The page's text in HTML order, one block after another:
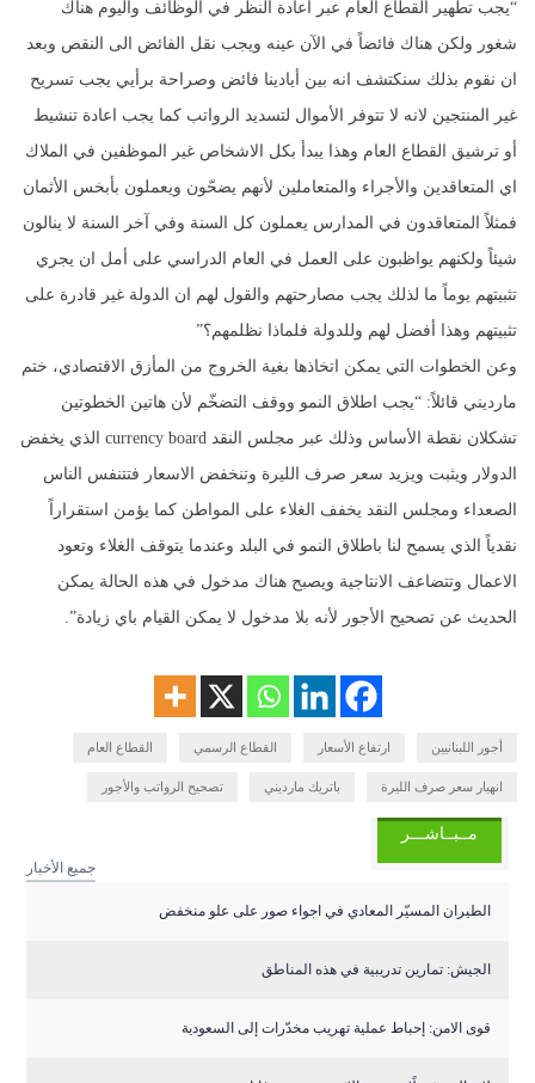
“يجب تطهير القطاع العام عبر اعادة النظر في الوظائف واليوم هناك
شغور ولكن هناك فائضاً في الآن عينه ويجب نقل الفائض الى النقص وبعد
ان نقوم بذلك سنكتشف انه بين أيادينا فائض وصراحة برأيي يجب تسريح
غير المنتجين لانه لا تتوفر الأموال لتسديد الرواتب كما يجب اعادة تنشيط
أو ترشيق القطاع العام وهذا يبدأ بكل الاشخاص غير الموظفين في الملاك
اي المتعاقدين والأجراء والمتعاملين لأنهم يضحّون ويعملون بأبخس الأثمان
فمثلاً المتعاقدون في المدارس يعملون كل السنة وفي آخر السنة لا ينالون
شيئاً ولكنهم يواظبون على العمل في العام الدراسي على أمل ان يجري
تثبيتهم يوماً ما لذلك يجب مصارحتهم والقول لهم ان الدولة غير قادرة على
تثبيتهم وهذا أفضل لهم وللدولة فلماذا نظلمهم؟”
وعن الخطوات التي يمكن اتخاذها بغية الخروج من المأزق الاقتصادي، ختم
مارديني قائلاً: “يجب اطلاق النمو ووقف التضخّم لأن هاتين الخطوتين
تشكلان نقطة الأساس وذلك عبر مجلس النقد currency board الذي يخفض
الدولار ويثبت ويزيد سعر صرف الليرة وتنخفض الاسعار فتتنفس الناس
الصعداء ومجلس النقد يخفف الغلاء على المواطن كما يؤمن استقراراً
نقدياً الذي يسمح لنا باطلاق النمو في البلد وعندما يتوقف الغلاء وتعود
الاعمال وتتضاعف الانتاجية ويصبح هناك مدخول في هذه الحالة يمكن
الحديث عن تصحيح الأجور لأنه بلا مدخول لا يمكن القيام باي زيادة”.
أجور اللبنانيين ارتفاع الأسعار القطاع الرسمي القطاع العام
انهيار سعر صرف الليرة باتريك مارديني تصحيح الرواتب والأجور
مــبــاشـــر
جميع الأخبار
الطيران المسيّر المعادي في اجواء صور على علو منخفض
الجيش: تمارين تدريبية في هذه المناطق
قوى الامن: إحباط عملية تهريب مخدّرات إلى السعودية